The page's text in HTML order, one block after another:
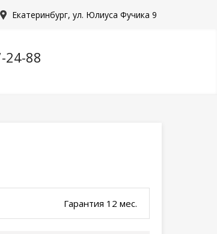
Екатеринбург, ул. Юлиуса Фучика 9
24-88
Гарантия 12 мес.